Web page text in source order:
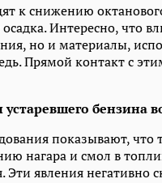
к снижению
Интересно, что
но и материалы,
Прямой контакт с
бензина
показывают, что
нагара и смол в
Эти явления негативно